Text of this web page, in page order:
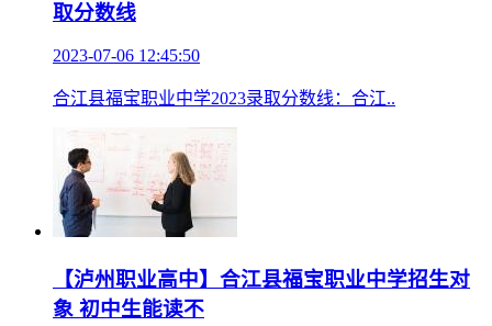
取分数线
2023-07-06 12:45:50
合江县福宝职业中学2023录取分数线：合江..
【泸州职业高中】合江县福宝职业中学招生对
象 初中生能读不